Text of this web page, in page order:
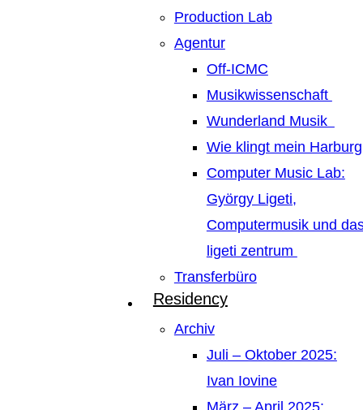
Production Lab
Agentur
Off-ICMC
Musikwissenschaft
Wunderland Musik
Wie klingt mein Harburg
Computer Music Lab:
György Ligeti,
Computermusik und
ligeti zentrum
Transferbüro
Residency
Archiv
Juli – Oktober 2025:
Ivan Iovine
März – April 2025: